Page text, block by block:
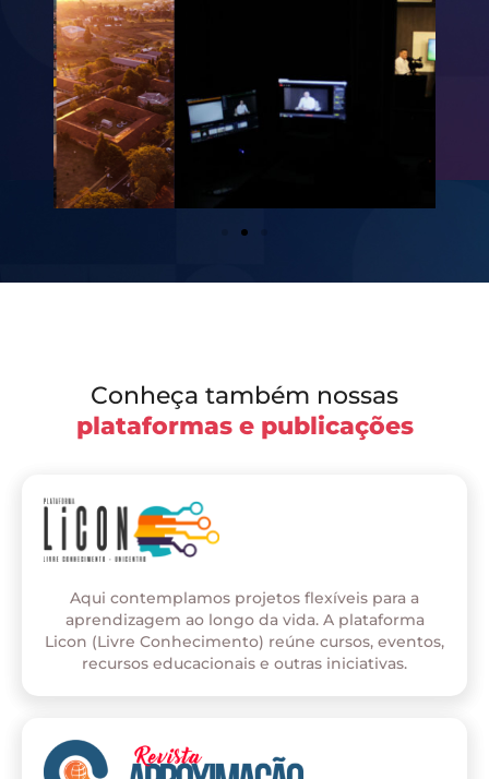
Conheça também nossas
plataformas e publicações
Aqui contemplamos projetos flexíveis para a
aprendizagem ao longo da vida. A plataforma
Licon (Livre Conhecimento) reúne cursos, eventos,
recursos educacionais e outras iniciativas.